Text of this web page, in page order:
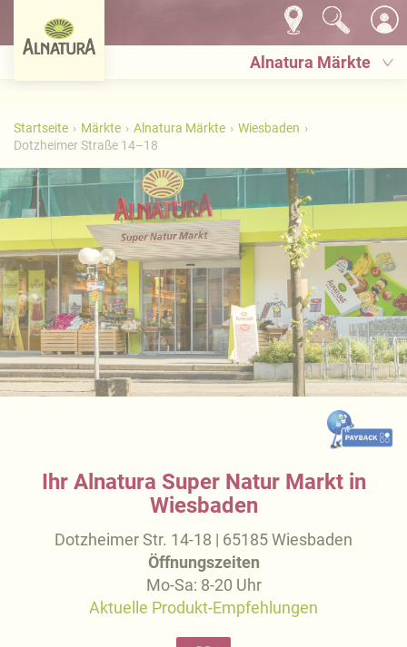
Alnatura Märkte
Startseite Märkte Alnatura Märkte
Wiesbaden
Dotzheimer Straße 14–18
Ihr Alnatura Super Natur Markt in
Wiesbaden
Dotzheimer Str. 14-18 | 65185 Wiesbaden
Öffnungszeiten
Mo-Sa: 8-20 Uhr
Aktuelle Produkt-Empfehlungen